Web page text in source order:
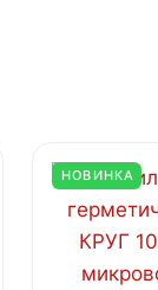
НОВИНКА